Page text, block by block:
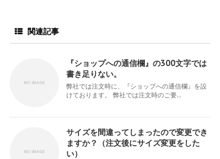
関連記事
『ショップへの通信欄』の300文字では
書き足りない。
弊社では注文時に、『ショップへの通信欄』を設
けております。 弊社では注文時のご要...
サイズを間違ってしまったので変更でき
ますか？（注文後にサイズ変更をした
い）